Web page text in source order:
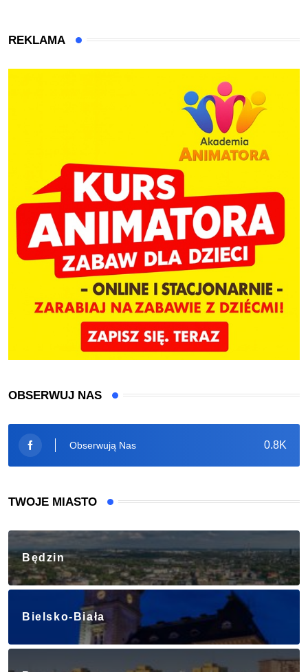
REKLAMA
OBSERWUJ NAS
0.8K
Obserwują Nas
TWOJE MIASTO
Będzin
Bielsko-Biała